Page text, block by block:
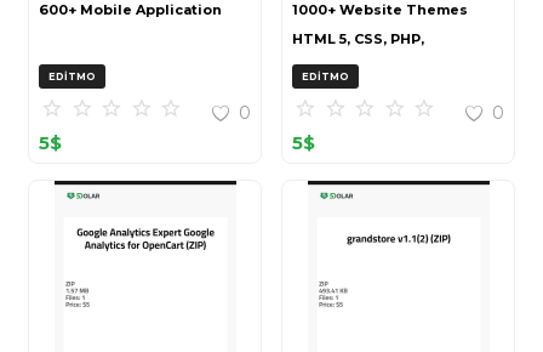
600+ Mobile Application
EDITMO
0
5$
1000+ Website Themes
HTML 5, CSS, PHP,
WordPress Bundle
20240917T145511Z 001 (ZIP)
EDITMO
0
5$